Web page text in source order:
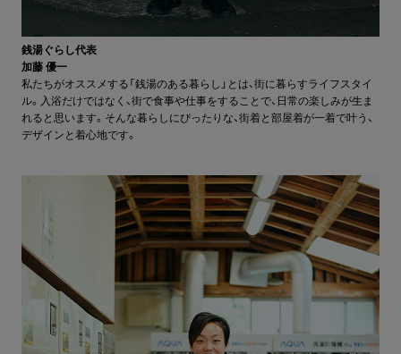
銭湯ぐらし代表
加藤 優一
私たちがオススメする「銭湯のある暮らし」とは、街に暮らすライフスタイ
ル。入浴だけではなく、街で食事や仕事をすることで、日常の楽しみが生ま
れると思います。そんな暮らしにぴったりな、街着と部屋着が一着で叶う、
デザインと着心地です。